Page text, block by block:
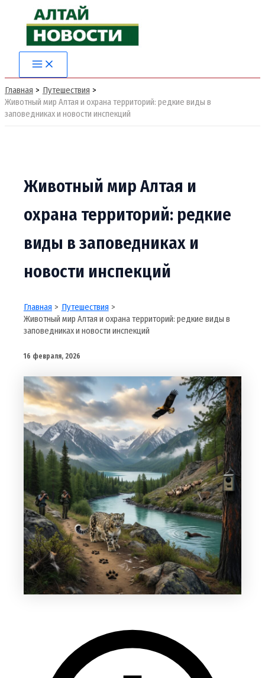
содержимому
Main
Menu
Главная
Путешествия
Животный мир Алтая и охрана территорий: редкие виды в
заповедниках и новости инспекций
Животный мир Алтая и
охрана территорий: редкие
виды в заповедниках и
новости инспекций
Главная
Путешествия
Животный мир Алтая и охрана территорий: редкие виды в
заповедниках и новости инспекций
16 февраля, 2026